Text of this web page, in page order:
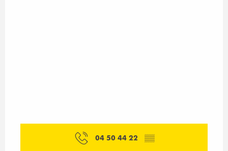
04 50 44 22 ▒▒